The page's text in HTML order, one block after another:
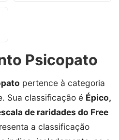
Psicopato
pertence à categoria
Sua classificação é Épico,
de raridades do Free
a classificação